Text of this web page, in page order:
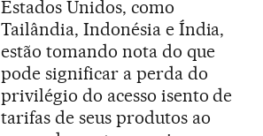
Estados Unidos, como
Tailândia, Indonésia e Índia,
estão tomando nota do que
pode significar a perda do
privilégio do acesso isento de
tarifas de seus produtos ao